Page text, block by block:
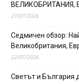
ВЕЛИКОБРИТАНИЯ,
27/07/2026
Седмичен обзор:
Великобритания,
22/07/2026
Светът и България